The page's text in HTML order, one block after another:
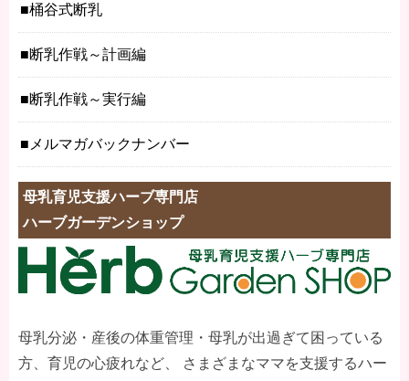
桶谷式断乳
断乳作戦～計画編
断乳作戦～実行編
メルマガバックナンバー
母乳育児支援ハーブ専門店
ハーブガーデンショップ
母乳分泌・産後の体重管理・母乳が出過ぎて困っている
方、育児の心疲れなど、 さまざまなママを支援するハー